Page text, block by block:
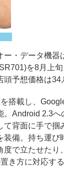
・データ機器
を8月上
予想価格は
搭載し、
。Android 2.3へ
て背面に手で掴
装備。持ち運び
度で立たせたり
き方に対応する